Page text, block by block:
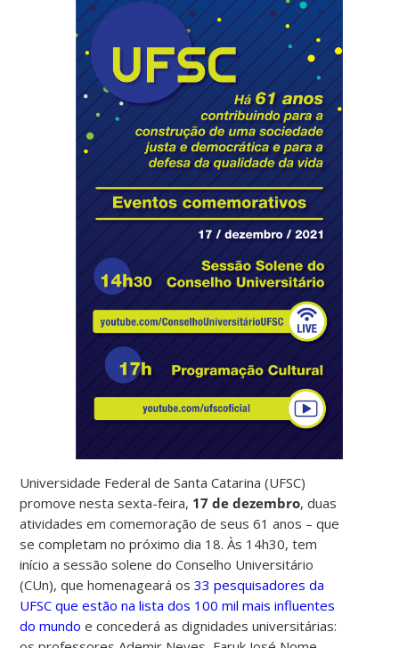
Universidade Federal de Santa Catarina (UFSC)
promove nesta sexta-feira, 17 de dezembro, duas
atividades em comemoração de seus 61 anos – que
se completam no próximo dia 18. Às 14h30, tem
início a sessão solene do Conselho Universitário
(CUn), que homenageará os33 pesquisadores da
UFSC que estão na lista dos 100 mil mais influentes
do mundo e concederá as dignidades universitárias: